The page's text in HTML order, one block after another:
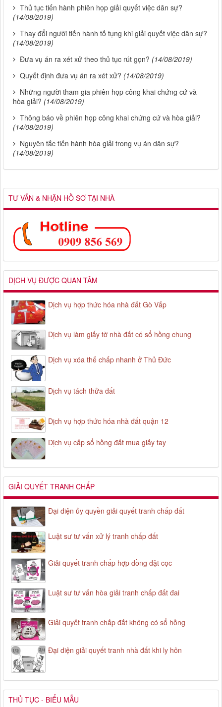
Thủ tục tiến hành phiên họp giải quyết việc dân sự?
(14/08/2019)
Thay đổi người tiến hành tố tụng khi giải quyết việc dân sự?
(14/08/2019)
Đưa vụ án ra xét xử theo thủ tục rút gọn? (14/08/2019)
Quyết định đưa vụ án ra xét xử? (14/08/2019)
Những người tham gia phiên họp công khai chứng cứ và
hòa giải? (14/08/2019)
Thông báo về phiên họp công khai chứng cứ và hòa giải?
(14/08/2019)
Nguyên tắc tiến hành hòa giải trong vụ án dân sự?
(14/08/2019)
TƯ VẤN & NHẬN HỒ SƠ TẠI NHÀ
DỊCH VỤ ĐƯỢC QUAN TÂM
Dịch vụ hợp thức hóa nhà đất Gò Vấp
Dịch vụ làm giấy tờ nhà đất có sổ hồng chung
Dịch vụ xóa thế chấp nhanh ở Thủ Đức
Dịch vụ tách thửa đất
Dịch vụ hợp thức hóa nhà đất quận 12
Dịch vụ cấp sổ hồng đất mua giấy tay
GIẢI QUYẾT TRANH CHẤP
Đại diện ủy quyền giải quyết tranh chấp đất
Luật sư tư vấn xử lý tranh chấp đất
Giải quyết tranh chấp hợp đồng đặt cọc
Luật sư tư vấn hòa giải tranh chấp đất đai
Giải quyết tranh chấp đất không có sổ hồng
Đại diện giải quyết tranh nhà đất khi ly hôn
THỦ TỤC - BIỂU MẪU